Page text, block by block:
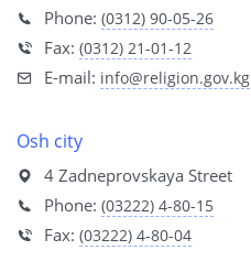
Phone: (0312) 90-05-26
Fax: (0312) 21-01-12
E-mail: info@religion.gov.kg
Osh city
4 Zadneprovskaya Street
Phone: (03222) 4-80-15
Fax: (03222) 4-80-04